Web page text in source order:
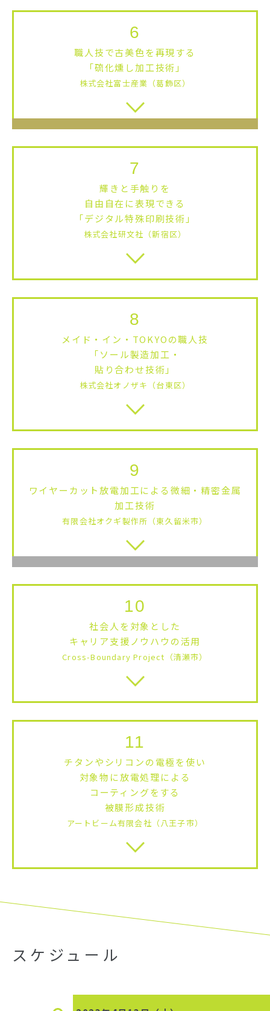
6
職人技で古美色を再現する
「硫化燻し加工技術」
株式会社富士産業（葛飾区）
7
輝きと手触りを
自由自在に表現できる
「デジタル特殊印刷技術」
株式会社研文社（新宿区）
8
メイド・イン・TOKYOの職人技
「ソール製造加工・
貼り合わせ技術」
株式会社オノザキ（台東区）
9
ワイヤーカット放電加工による微細・精密金属
加工技術
有限会社オクギ製作所（東久留米市）
10
社会人を対象とした
キャリア支援ノウハウの活用
Cross-Boundary Project（清瀬市）
11
チタンやシリコンの電極を使い
対象物に放電処理による
コーティングをする
被膜形成技術
アートビーム有限会社（八王子市）
スケジュール